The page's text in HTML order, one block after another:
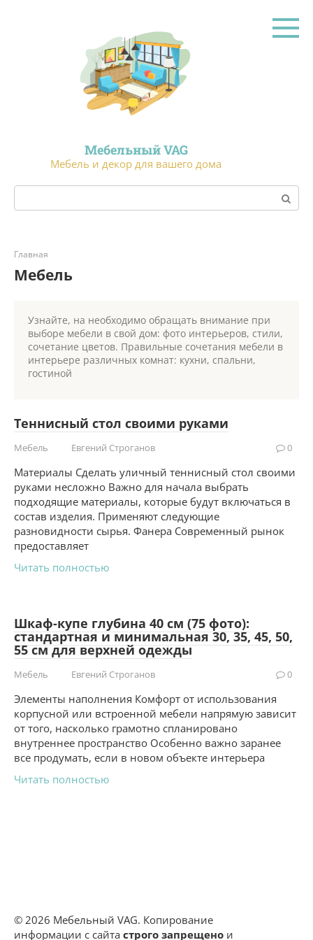
Мебельный VAG
Мебель и декор для вашего дома
Поиск:
Главная
Мебель
Узнайте, на необходимо обращать внимание при
выборе мебели в свой дом: фото интерьеров, стили,
сочетание цветов. Правильные сочетания мебели в
интерьере различных комнат: кухни, спальни,
гостиной
Теннисный стол своими руками
Мебель Евгений Строганов 0
Материалы Сделать уличный теннисный стол своими
руками несложно Важно для начала выбрать
подходящие материалы, которые будут включаться в
состав изделия. Применяют следующие
разновидности сырья. Фанера Современный рынок
предоставляет
Читать полностью
Шкаф-купе глубина 40 см (75 фото):
стандартная и минимальная 30, 35, 45, 50,
55 см для верхней одежды
Мебель Евгений Строганов 0
Элементы наполнения Комфорт от использования
корпусной или встроенной мебели напрямую зависит
от того, насколько грамотно спланировано
внутреннее пространство Особенно важно заранее
все продумать, если в новом объекте интерьера
Читать полностью
© 2026 Мебельный VAG. Копирование
информации с сайта строго запрещено и